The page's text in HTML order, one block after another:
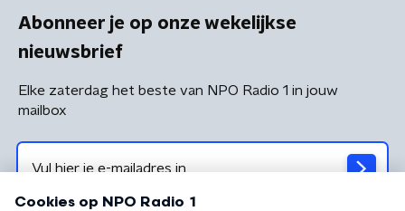
Abonneer je op onze wekelijkse
nieuwsbrief
Elke zaterdag het beste van NPO Radio 1 in jouw
mailbox